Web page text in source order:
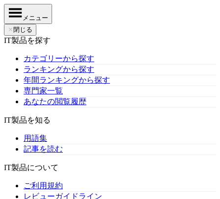
メニュー
✕ 閉じる
IT製品を探す
カテゴリーから探す
ランキングから探す
年間ランキングから探す
専門家一覧
あなたの閲覧履歴
IT製品を知る
用語集
記事を読む
IT製品について
ご利用規約
レビューガイドライン